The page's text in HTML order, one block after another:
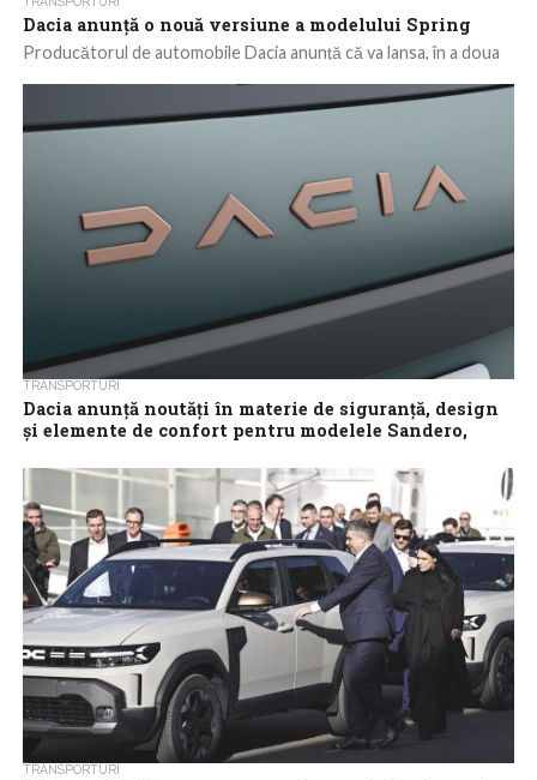
Dacia anunţă o nouă versiune a modelului Spring
Producătorul de automobile Dacia anunţă că va lansa, în a doua
TRANSPORTURI
Dacia anunţă noutăţi în materie de siguranţă, design
şi elemente de confort pentru modelele Sandero,
Producătorul de automobile Dacia anunţă că va implementa
noile reglementări privind siguranţa în cazul autoturismelor,
reglementări aprobate la nivel european, care vor...
TRANSPORTURI